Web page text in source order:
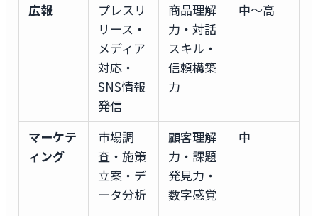
広報
プレスリ
リース・
メディア
対応・
SNS情報
発信
商品理解
力・対話
スキル・
信頼構築
力
中〜高
マーケテ
ィング
市場調
査・施策
立案・デ
ータ分析
顧客理解
力・課題
発見力・
数字感覚
中